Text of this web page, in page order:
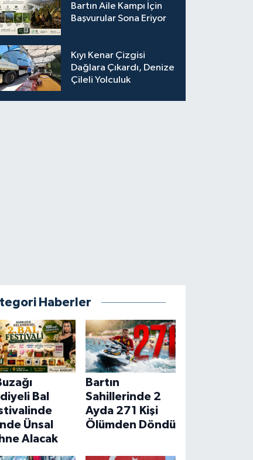
Bartın Aile Kampı İçin
Başvurular Sona Eriyor
Kıyı Kenar Çizgisi
Dağlara Çıkardı, Denize
Çileli Yolculuk
Haberler
Bal
Ünsal
Alacak
Bartın
Sahillerinde 2
Ayda 271 Kişi
Ölümden Döndü